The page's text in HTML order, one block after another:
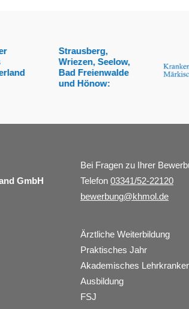
Seelow,
Freien­walde
GmbH
Bei Fragen zu Ihrer
Telefon 03341/52-22120
bewerbung@khmol.de
Ärztliche Weiterbildung
Praktisches Jahr
Akademisches
Ausbildung
FSJ